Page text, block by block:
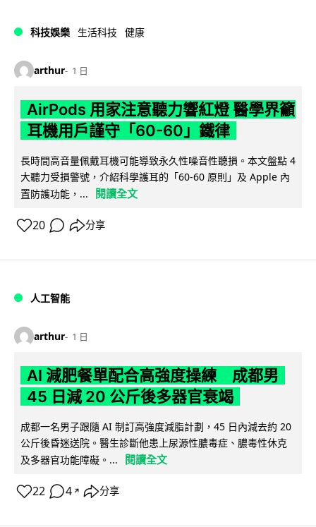
科技娛樂 生活科技 健康
arthur 1 日
AirPods 用家注意聽力響紅燈 醫學界籲
耳機用戶謹守「60-60」鐵律
長時間高音量佩戴耳機可能導致永久性噪音性聽損。本文盤點 4
大聽力受損警號，介紹科學護耳的「60-60 原則」及 Apple 內
置防護功能，...
閱讀全文
20 分享
人工智能
arthur 1 日
AI 減肥餐單配合高強度操練 成都男
45 日減 20 公斤後多器官衰竭
成都一名男子跟隨 AI 制訂高強度減脂計劃，45 日內減去約 20
公斤後昏迷送院。醫生診斷他患上尿源性膿毒症、膿毒性休克
及多器官功能障礙。...
閱讀全文
22 4 ↗ 分享